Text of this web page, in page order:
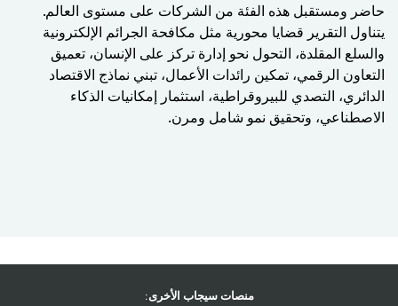
حاضر ومستقبل هذه الفئة من الشركات على مستوى العالم.
يتناول التقرير قضايا محورية مثل مكافحة الجرائم الإلكترونية
والسلع المقلدة، التحول نحو إدارة تركز على الإنسان، تعميق
التعاون الرقمي، تمكين رائدات الأعمال، تبني نماذج الاقتصاد
الدائري، التصدي للبيروقراطية، استثمار إمكانيات الذكاء
الاصطناعي، وتحقيق نمو شامل ومرن .
منصات سيجاب الأخرى: